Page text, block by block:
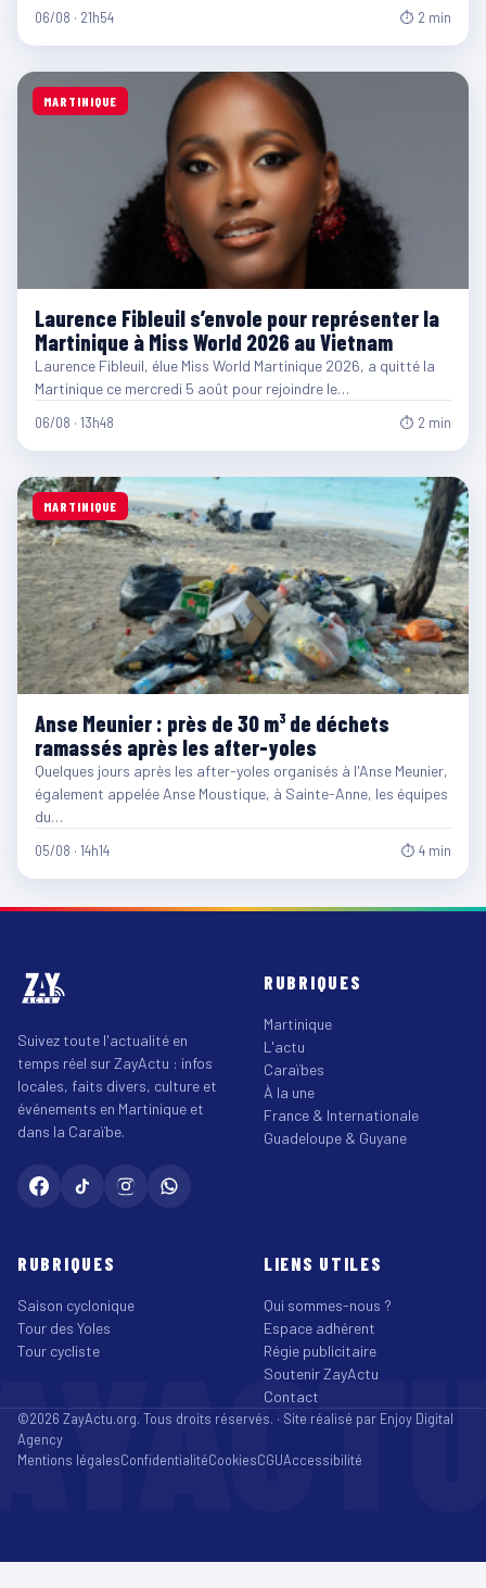
06/08 · 21h54 ⏱ 2 min
MARTINIQUE
Laurence Fibleuil s’envole pour représenter la
Martinique à Miss World 2026 au Vietnam
Laurence Fibleuil, élue Miss World Martinique 2026, a quitté la
Martinique ce mercredi 5 août pour rejoindre le…
06/08 · 13h48 ⏱ 2 min
MARTINIQUE
Anse Meunier : près de 30 m³ de déchets
ramassés après les after-yoles
Quelques jours après les after-yoles organisés à l'Anse Meunier,
également appelée Anse Moustique, à Sainte-Anne, les équipes
du…
05/08 · 14h14 ⏱ 4 min
Suivez toute l'actualité en
temps réel sur ZayActu : infos
locales, faits divers, culture et
événements en Martinique et
dans la Caraïbe.
RUBRIQUES
Martinique
L'actu
Caraïbes
À la une
France & Internationale
Guadeloupe & Guyane
RUBRIQUES
Saison cyclonique
Tour des Yoles
Tour cycliste
LIENS UTILES
Qui sommes-nous ?
Espace adhérent
Régie publicitaire
Soutenir ZayActu
Contact
©2026 ZayActu.org. Tous droits réservés. · Site réalisé par Enjoy Digital
Agency
Mentions légalesConfidentialitéCookiesCGUAccessibilité